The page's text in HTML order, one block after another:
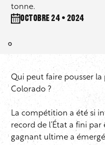
tonne.
octobre 24 • 2024
Qui peut faire pousser
Colorado ?
La compétition a été si
record de l’État a fini
gagnant ultime a